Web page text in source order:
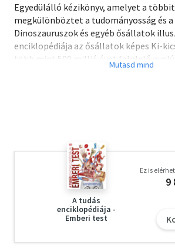
Egyedülálló kézikönyv, amelyet a
megkülönböztet a tudományosság és a
Dinoszauruszok és egyéb ősállatok
enciklopédiája az ősállatok képes Ki-
több mint 500 millió évet felölelő
alapvető műve.A több mint 600 faj
szerepel a könyvhöz megrendelt
amelyet napjaink legújabb kutatásai
szoros együttműködésben a világhírű
paleontológusokkal.
A tudás
enciklopédiája -
Emberi test
Ez is
9